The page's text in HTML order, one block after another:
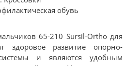
обувь
65-210 Sursil-Ortho для
здоровое развитие опорно-
и являются удобным